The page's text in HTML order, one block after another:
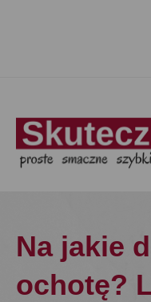
Na jakie
ochotę?